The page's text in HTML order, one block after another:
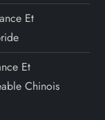
Et
Et
Chinois